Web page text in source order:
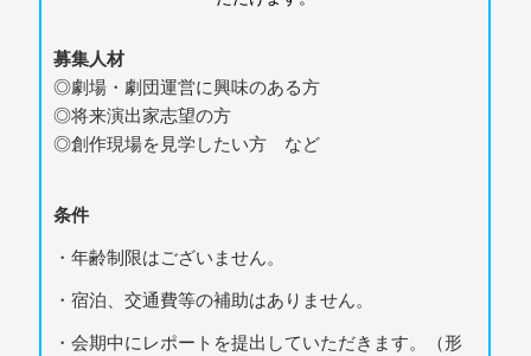
募集人材
◎劇場・劇団運営に興味のある方
◎将来演出家志望の方
◎創作現場を見学したい方 など
条件
・年齢制限はございません。
・宿泊、交通費等の補助はありません。
・会期中にレポートを提出していただきます。（形